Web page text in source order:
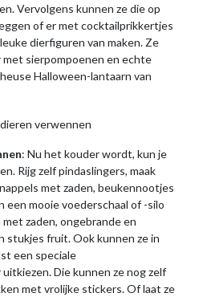
Vervolgens kunnen ze die op
of er met cocktailprikkertjes
dierfiguren van maken. Ze
sierpompoenen en echte
Halloween-lantaarn van
: Nu het kouder wordt, kun je
Rijg zelf pindaslingers, maak
met zaden, beukennootjes
een mooie voederschaal of -silo
zaden, ongebrande en
stukjes fruit. Ook kunnen ze in
een speciale
Die kunnen ze nog zelf
met vrolijke stickers. Of laat ze